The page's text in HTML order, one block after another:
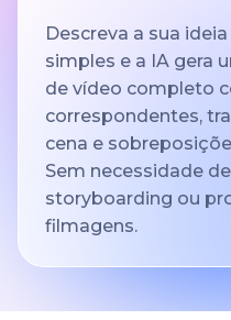
Descreva a sua
simples e a IA gera
de vídeo completo
correspondentes,
cena e
Sem necessidade de
storyboarding ou
filmagens.